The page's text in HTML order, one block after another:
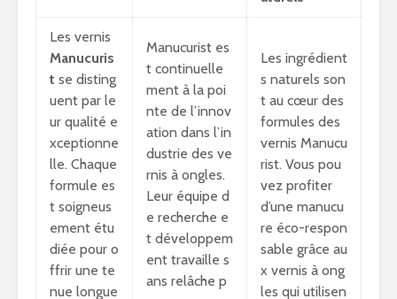
Les vernis
Manucuris
t se disting
uent par le
ur qualité e
xceptionne
lle. Chaque
formule es
t soigneus
ement étu
diée pour o
ffrir une te
nue longue
Manucurist es
t continuelle
ment à la poi
nte de l’innov
ation dans l’in
dustrie des ve
rnis à ongles.
Leur équipe d
e recherche e
t développem
ent travaille s
ans relâche p
Les ingrédient
s naturels son
t au cœur des
formules des
vernis Manucu
rist. Vous pou
vez profiter
d’une manucu
re éco-respon
sable grâce au
x vernis à ong
les qui utilisen